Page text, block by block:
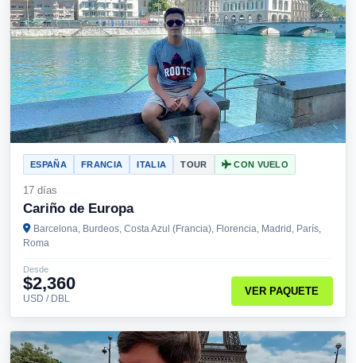
ESPAÑA FRANCIA ITALIA TOUR CON VUELO
17 días
Cariño de Europa
Barcelona, Burdeos, Costa Azul (Francia), Florencia, Madrid, París,
Roma
Desde
$2,360
USD / DBL
VER PAQUETE